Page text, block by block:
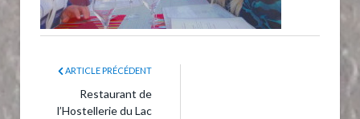
ARTICLE PRÉCÉDENT
Restaurant de
l’Hostellerie du Lac